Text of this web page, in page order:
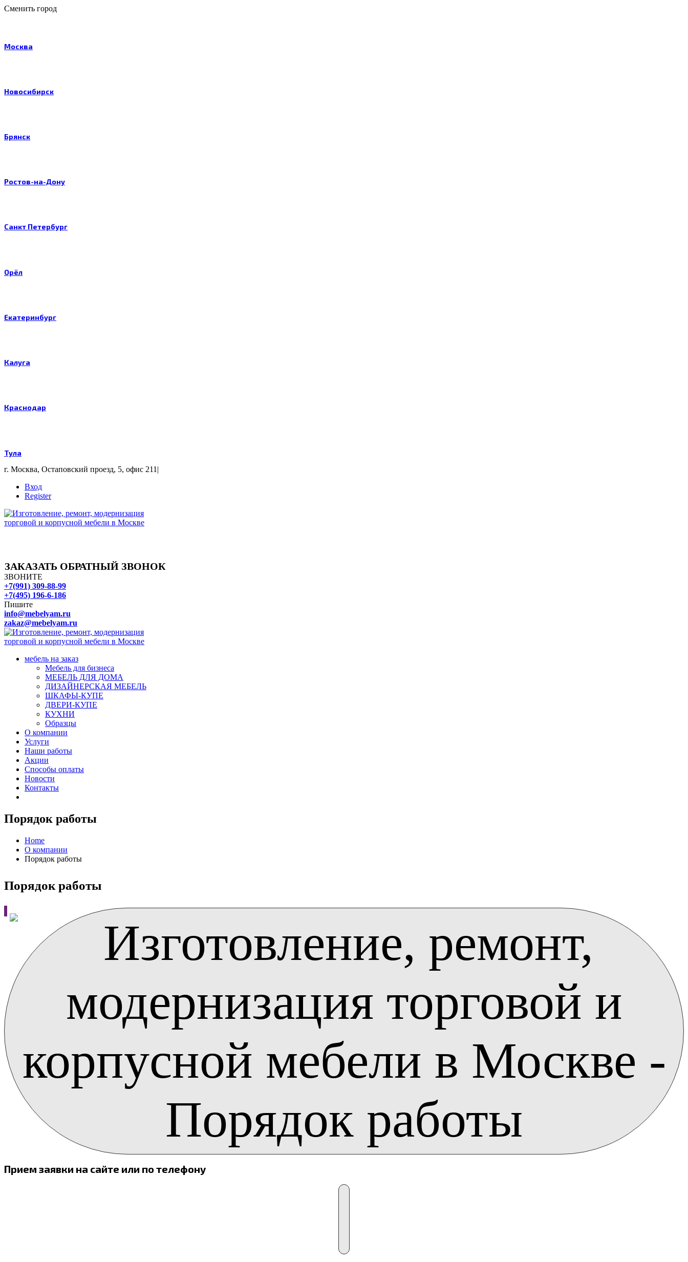
Сменить город
Москва
Новосибирск
Брянск
Ростов-на-Дону
Санкт Петербург
Орёл
Екатеринбург
Калуга
Краснодар
Тула
г. Москва, Остаповский проезд, 5, офис 211 |
Вход
Register
ЗАКАЗАТЬ ОБРАТНЫЙ ЗВОНОК
ЗВОНИТЕ
+7(991) 309-88-99
+7(495) 196-6-186
Пишите
info@mebelyam.ru
zakaz@mebelyam.ru
мебель на заказ
Мебель для бизнеса
МЕБЕЛЬ ДЛЯ ДОМА
ДИЗАЙНЕРСКАЯ МЕБЕЛЬ
ШКАФЫ-КУПЕ
ДВЕРИ-КУПЕ
КУХНИ
Образцы
О компании
Услуги
Наши работы
Акции
Способы оплаты
Новости
Контакты
Порядок работы
Home
О компании
Порядок работы
Порядок работы
Прием заявки на сайте или по телефону